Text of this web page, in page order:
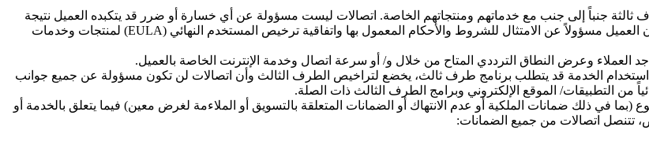
جنباً إلى جنب مع خدماتهم ومنتجاتهم الخاصة. اتصالات ليست مسؤولة عن أي خسارة أو ضرر قد يتكبده العميل نتيجة
للمنتج أو الخدمة أو فيما يتعلق بالمحتوى المقدم من قبل طرف ثالث، ويكون العميل مسؤولاً عن الامتثال للشروط والأحكام المعمول بها واتفاقية ترخيص المستخدم النهائي (EULA) لمنتجات وخدمات
العملاء وعرض النطاق الترددي المتاح من خلال و/ أو سرعة اتصال وخدمة الإنترنت الخاصة بالعميل.
استخدام الخدمة قد يتطلب برنامج طرف ثالث، يخضع لتراخيص الطرف الثالث وأن اتصالات لن تكون مسؤولة عن جميع جوانب
من التطبيقات/ الموقع الإلكتروني وبرامج الطرف الثالث ذات الصلة.
في ذلك ضمانات الملكية أو عدم الانتهاك أو الضمانات المتعلقة بالتسويق أو الملاءمة لغرض معين) فيما يتعلق بالخدمة أو
تتنصل اتصالات من جميع الضمانات: